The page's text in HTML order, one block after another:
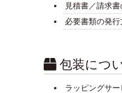
見積書／請求
必要書類の発行
包装につ
ラッピングサー